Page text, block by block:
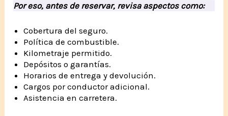
Por eso, antes de reservar, revisa aspectos como:
Cobertura del seguro.
Política de combustible.
Kilometraje permitido.
Depósitos o garantías.
Horarios de entrega y devolución.
Cargos por conductor adicional.
Asistencia en carretera.